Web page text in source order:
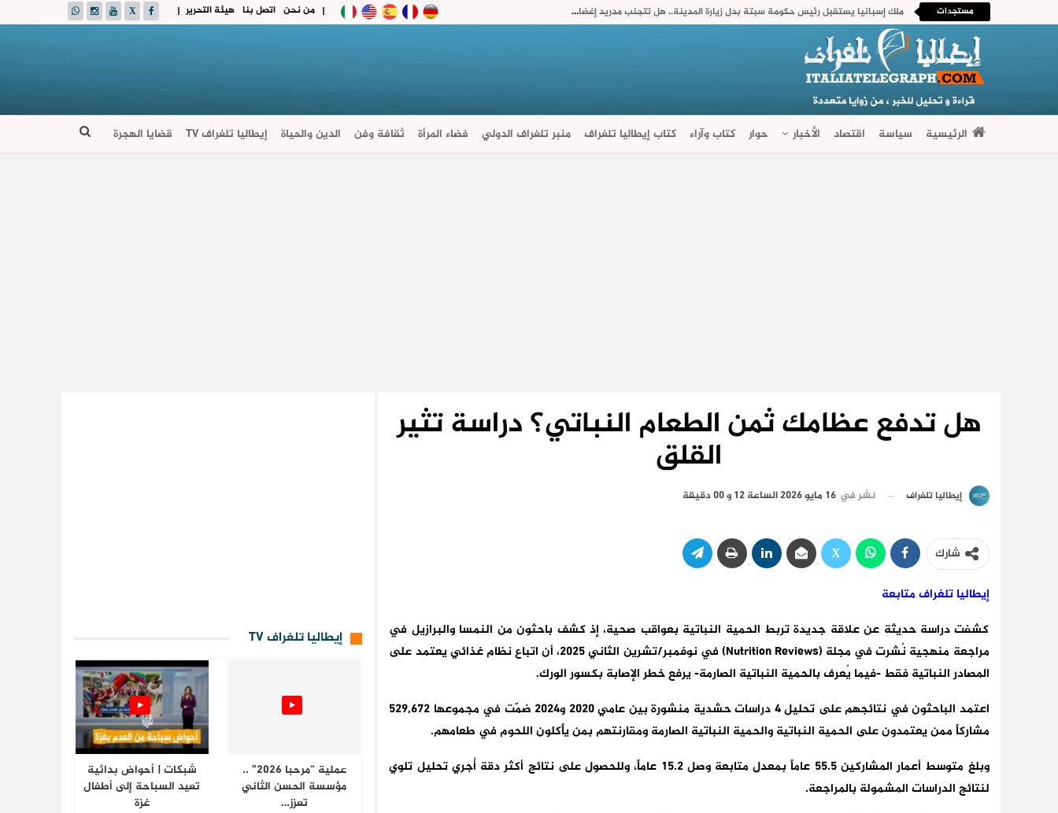
| هيئة التحرير اتصل بنا من نحن | مستجدات ملك إسبانيا يستقبل رئيس حكومة سبتة بدل زيارة المدينة.. هل تتجنب مدريد إغضاب الرباط؟
الرئيسية سياسة اقتصاد الأخبار حوار كتاب وآراء كتاب إيطاليا تلغراف منبر تلغراف الدولي فضاء المرأة ثقافة وفن الدين والحياة إيطاليا تلغراف TV قضايا الهجرة
هل تدفع عظامك ثمن الطعام النباتي؟ دراسة تثير
القلق
إيطاليا تلغراف نشر في 16 مايو 2026 الساعة 12 و 00 دقيقة
شارك
إيطاليا تلغراف متابعة
كشفت دراسة حديثة عن علاقة جديدة تربط الحمية النباتية بعواقب صحية، إذ كشف باحثون من النمسا والبرازيل في
مراجعة منهجية نُشرت في مجلة (Nutrition Reviews) في نوفمبر/تشرين الثاني 2025، أن اتباع نظام غذائي يعتمد على
المصادر النباتية فقط -فيما يُعرف بالحمية النباتية الصارمة- يرفع خطر الإصابة بكسور الورك.
اعتمد الباحثون في نتائجهم على تحليل 4 دراسات حشدية منشورة بين عامي 2020 و2024 ضمّت في مجموعها 529,672
مشاركاً ممن يعتمدون على الحمية النباتية والحمية النباتية الصارمة ومقارنتهم بمن يأكلون اللحوم في طعامهم.
وبلغ متوسط أعمار المشاركين 55.5 عاماً بمعدل متابعة وصل 15.2 عاماً، وللحصول على نتائج أكثر دقة أُجري تحليل تلوي
لنتائج الدراسات المشمولة بالمراجعة.
إيطاليا تلغراف TV
عملية “مرحبا 2026” ..
مؤسسة الحسن الثاني
تعزز…
شبكات | أحواض بدائية
تعيد السباحة إلى أطفال
غزة